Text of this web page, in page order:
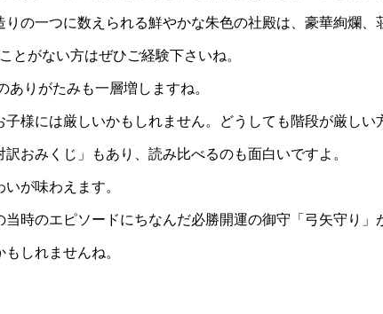
の一つに数えられる鮮やかな朱色の社殿は、豪華絢爛、
とがない方はぜひご経験下さいね。
りがたみも一層増しますね。
様には厳しいかもしれません。どうしても階段が厳しい
おみくじ」もあり、読み比べるのも面白いですよ。
が味わえます。
時のエピソードにちなんだ必勝開運の御守「弓矢守り」
しれませんね。